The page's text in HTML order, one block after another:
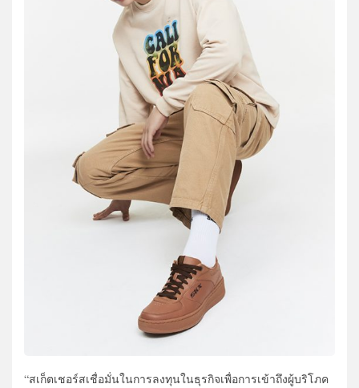
“สเก็ตเชอร์สเชื่อมั่นในการลงทุนในธุรกิจเพื่อการเข้าถึงผู้บริโภค